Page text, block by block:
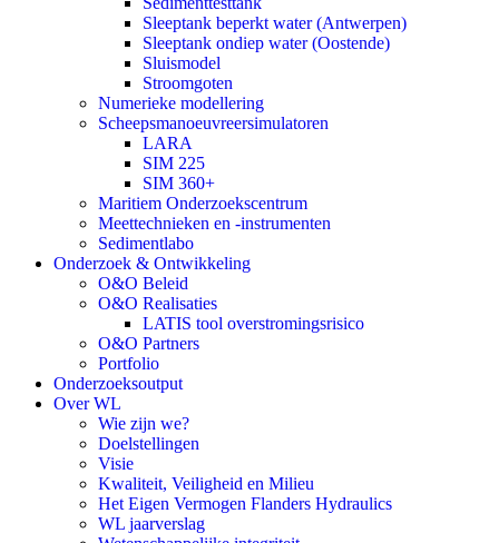
Sleeptank beperkt water (Antwerpen)
Sleeptank ondiep water (Oostende)
Sluismodel
Stroomgoten
Numerieke modellering
Scheepsmanoeuvreersimulatoren
LARA
SIM 225
SIM 360+
Maritiem Onderzoekscentrum
Meettechnieken en -instrumenten
Sedimentlabo
Onderzoek & Ontwikkeling
O&O Beleid
O&O Realisaties
LATIS tool overstromingsrisico
O&O Partners
Portfolio
Onderzoeksoutput
Over WL
Wie zijn we?
Doelstellingen
Visie
Kwaliteit, Veiligheid en Milieu
Het Eigen Vermogen Flanders Hydraulics
WL jaarverslag